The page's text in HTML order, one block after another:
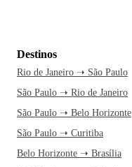
Destinos
Rio de Janeiro ➝ São Paulo
São Paulo ➝ Rio de Janeiro
São Paulo ➝ Belo Horizonte
São Paulo ➝ Curitiba
Belo Horizonte ➝ Brasília